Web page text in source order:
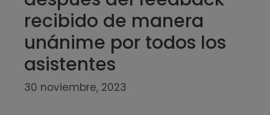
recibido de manera
unánime por todos los
asistentes
30 noviembre, 2023